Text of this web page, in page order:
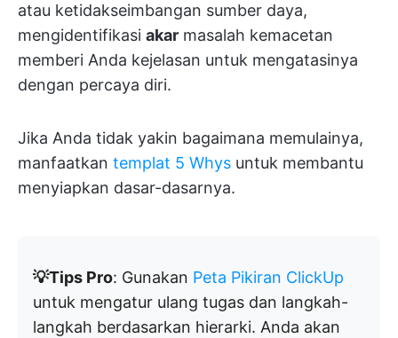
atau ketidakseimbangan sumber daya,
mengidentifikasi akar masalah kemacetan
memberi Anda kejelasan untuk mengatasinya
dengan percaya diri.
Jika Anda tidak yakin bagaimana memulainya,
manfaatkan templat 5 Whys untuk membantu
menyiapkan dasar-dasarnya.
💡Tips Pro: Gunakan Peta Pikiran ClickUp
untuk mengatur ulang tugas dan langkah-
langkah berdasarkan hierarki. Anda akan